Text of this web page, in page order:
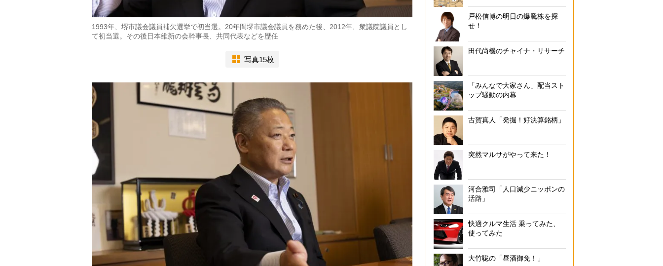
1993年、堺市議会議員補欠選挙で初当選。20年間堺市議会議員を務めた後、2012年、衆議院議員とし
て初当選。その後日本維新の会幹事長、共同代表などを歴任
写真15枚
戸松信博の明日の爆騰株を探
せ！
田代尚機のチャイナ・リサーチ
「みんなで大家さん」配当スト
ップ騒動の内幕
古賀真人「発掘！好決算銘柄」
突然マルサがやって来た！
河合雅司「人口減少ニッポンの
活路」
快適クルマ生活 乗ってみた、
使ってみた
大竹聡の「昼酒御免！」